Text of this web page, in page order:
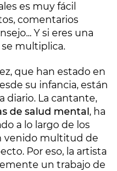
es muy fácil
comentarios
Y si eres una
multiplica.
que han estado en
su infancia, están
diario. La cantante,
de salud mental, ha
a lo largo de los
venido multitud de
Por eso, la artista
un trabajo de